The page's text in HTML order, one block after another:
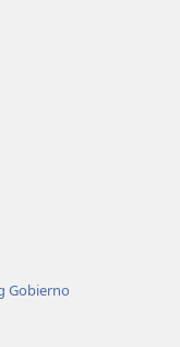
Gobierno